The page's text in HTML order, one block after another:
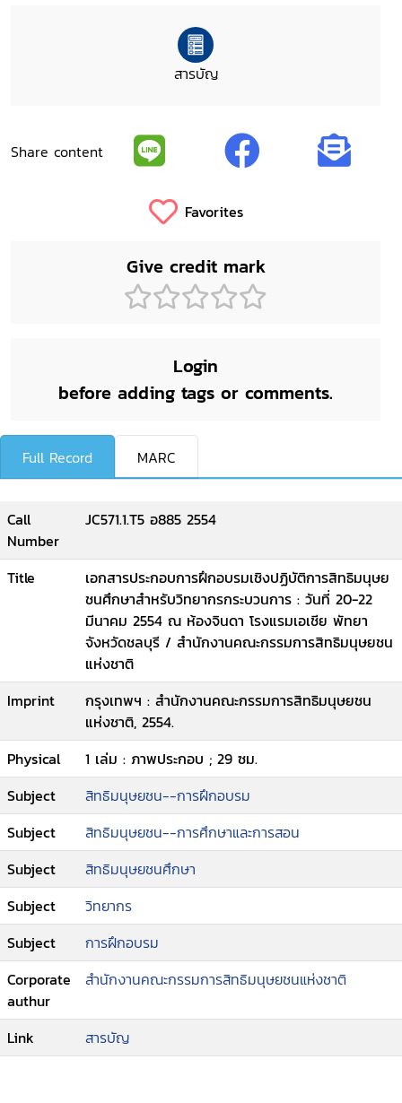
สารบัญ
Share content
Favorites
Give credit mark
Login
before adding tags or comments.
Full Record MARC
Call
Number
JC571.1.T5 อ885 2554
Title
เอกสารประกอบการฝึกอบรมเชิงปฏิบัติการสิทธิมนุษย
ชนศึกษาสำหรับวิทยากรกระบวนการ : วันที่ 20-22
มีนาคม 2554 ณ ห้องจินดา โรงแรมเอเชีย พัทยา
จังหวัดชลบุรี / สำนักงานคณะกรรมการสิทธิมนุษยชน
แห่งชาติ
Imprint
กรุงเทพฯ : สำนักงานคณะกรรมการสิทธิมนุษยชน
แห่งชาติ, 2554.
Physical
1 เล่ม : ภาพประกอบ ; 29 ซม.
Subject
สิทธิมนุษยชน--การฝึกอบรม
Subject
สิทธิมนุษยชน--การศึกษาและการสอน
Subject
สิทธิมนุษยชนศึกษา
Subject
วิทยากร
Subject
การฝึกอบรม
Corporate
authur
สำนักงานคณะกรรมการสิทธิมนุษยชนแห่งชาติ
Link สารบัญ